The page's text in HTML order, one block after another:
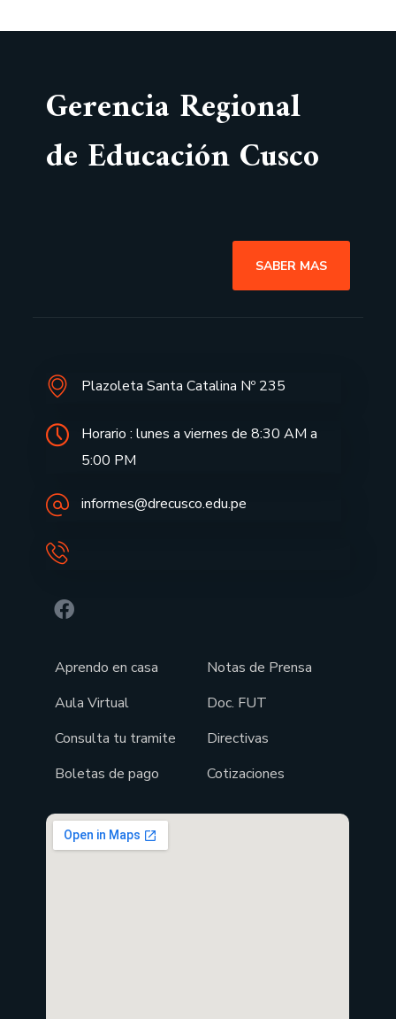
Gerencia Regional
de Educación Cusco
SABER MAS
Plazoleta Santa Catalina Nº 235
Horario : lunes a viernes de 8:30 AM a
5:00 PM
informes@drecusco.edu.pe
Aprendo en casa
Aula Virtual
Consulta tu tramite
Boletas de pago
Notas de Prensa
Doc. FUT
Directivas
Cotizaciones